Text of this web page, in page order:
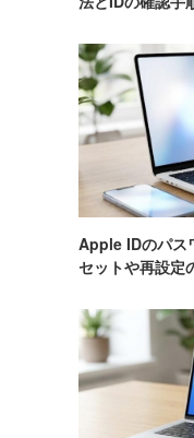
Apple IDのパス
セットや再設定